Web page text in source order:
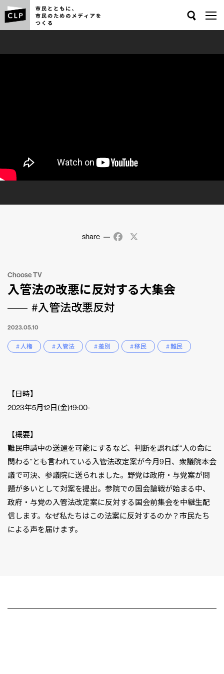
share Facebook
Choose TV
入管法の改悪に反対する大集会
#入管法改悪反対
2023.05.10
# 人権 # 入管法 # 差別 # 移民 # 難民
【日時】
2023年5月12日(金)19:00-
【概要】
難民申請中の送還を可能にするなど、判断を誤れば“人の命に
関わる”とも言われている入管法改定案が今月9日、衆議院本会
議で可決、参議院に送られました。野党は政府・与党案が問
題が多いとして対案を提出。参院での国会論戦が始まる中、
政府・与党の入管法改定案に反対する国会前集会を中継生配
信します。なぜ私たちはこの法案に反対するのか？市民たち
による声を届けます。